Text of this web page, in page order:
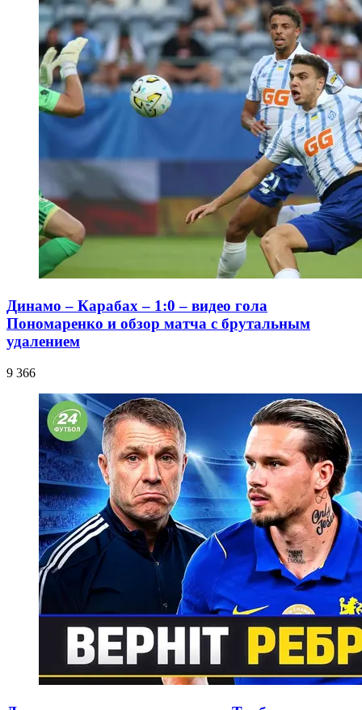
Динамо – Карабах – 1:0 – видео гола
Пономаренко и обзор матча с брутальным
удалением
9 366